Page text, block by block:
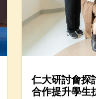
仁大研討會探
合作提升學生